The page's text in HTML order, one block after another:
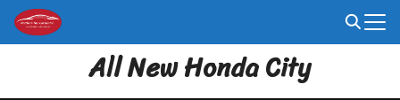
Skip
Search All New Honda City